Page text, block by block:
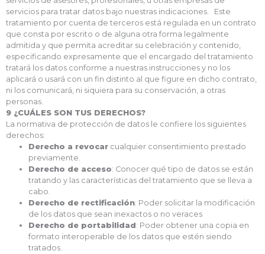
servicios para tratar datos bajo nuestras indicaciones. Este
tratamiento por cuenta de terceros está regulada en un contrato
que consta por escrito o de alguna otra forma legalmente
admitida y que permita acreditar su celebración y contenido,
especificando expresamente que el encargado del tratamiento
tratará los datos conforme a nuestras instrucciones y no los
aplicará o usará con un fin distinto al que figure en dicho contrato,
ni los comunicará, ni siquiera para su conservación, a otras
personas.
9 ¿CUÁLES SON TUS DERECHOS?
La normativa de protección de datos le confiere los siguientes
derechos:
Derecho a revocar cualquier consentimiento prestado
previamente.
Derecho de acceso: Conocer qué tipo de datos se están
tratando y las características del tratamiento que se lleva a
cabo.
Derecho de rectificación: Poder solicitar la modificación
de los datos que sean inexactos o no veraces
Derecho de portabilidad: Poder obtener una copia en
formato interoperable de los datos que estén siendo
tratados.